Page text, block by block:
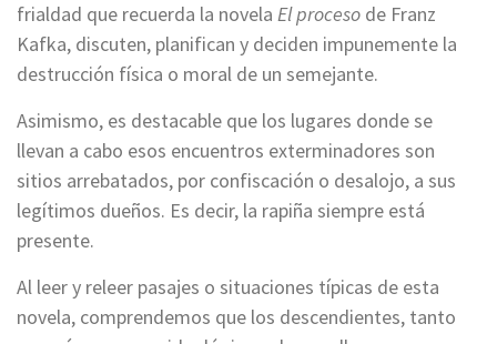
frialdad que recuerda la novela El proceso de Franz
Kafka, discuten, planifican y deciden impunemente la
destrucción física o moral de un semejante.
Asimismo, es destacable que los lugares donde se
llevan a cabo esos encuentros exterminadores son
sitios arrebatados, por confiscación o desalojo, a sus
legítimos dueños. Es decir, la rapiña siempre está
presente.
Al leer y releer pasajes o situaciones típicas de esta
novela, comprendemos que los descendientes, tanto